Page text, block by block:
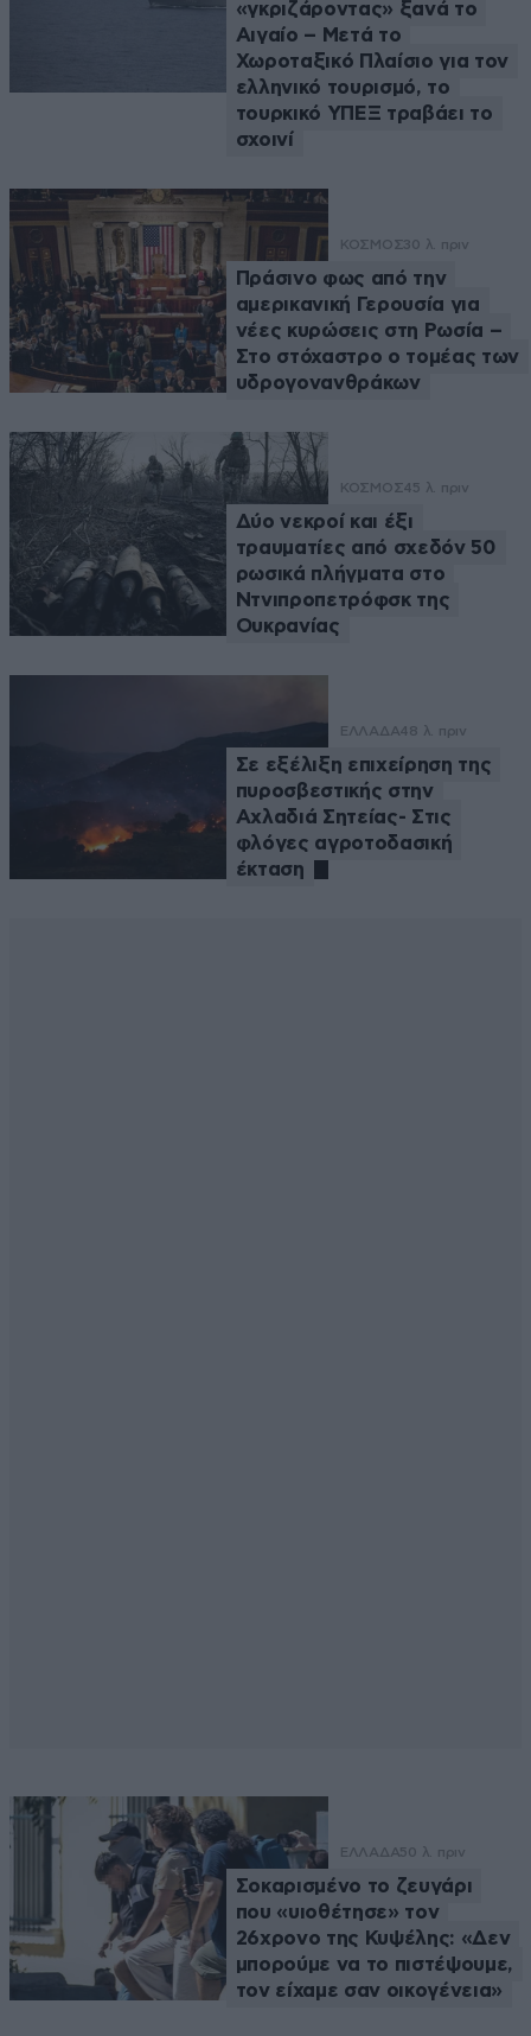
«γκριζάροντας» ξανά το
Αιγαίο – Μετά το
Χωροταξικό Πλαίσιο για τον
ελληνικό τουρισμό, το
τουρκικό ΥΠΕΞ τραβάει το
σχοινί
ΚΟΣΜΟΣ30 λ. πριν
Πράσινο φως από την
αμερικανική Γερουσία για
νέες κυρώσεις στη Ρωσία –
Στο στόχαστρο ο τομέας των
υδρογονανθράκων
ΚΟΣΜΟΣ45 λ. πριν
Δύο νεκροί και έξι
τραυματίες από σχεδόν 50
ρωσικά πλήγματα στο
Ντνιπροπετρόφσκ της
Ουκρανίας
ΕΛΛΑΔΑ48 λ. πριν
Σε εξέλιξη επιχείρηση της
πυροσβεστικής στην
Αχλαδιά Σητείας- Στις
φλόγες αγροτοδασική
έκταση
ΕΛΛΑΔΑ50 λ. πριν
Σοκαρισμένο το ζευγάρι
που «υιοθέτησε» τον
26χρονο της Κυψέλης: «Δεν
μπορούμε να το πιστέψουμε,
τον είχαμε σαν οικογένεια»